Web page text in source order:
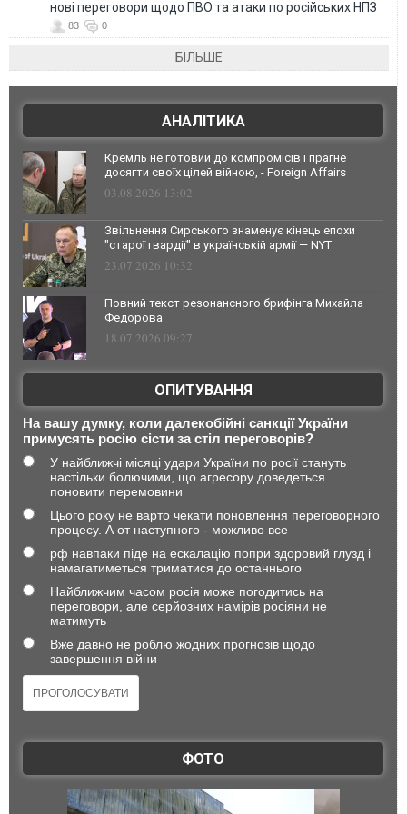
нові переговори щодо ПВО та атаки по російських НПЗ
83 0
БІЛЬШЕ
АНАЛІТИКА
Кремль не готовий до компромісів і прагне
досягти своїх цілей війною, - Foreign Affairs
03.08.2026 13:02
Звільнення Сирського знаменує кінець епохи
"старої гвардії" в українській армії — NYT
23.07.2026 10:32
Повний текст резонансного брифінга Михайла
Федорова
18.07.2026 09:27
ОПИТУВАННЯ
На вашу думку, коли далекобійні санкції України
примусять росію сісти за стіл переговорів?
У найближчі місяці удари України по росії стануть
настільки болючими, що агресору доведеться
поновити перемовини
Цього року не варто чекати поновлення переговорного
процесу. А от наступного - можливо все
рф навпаки піде на ескалацію попри здоровий глузд і
намагатиметься триматися до останнього
Найближчим часом росія може погодитись на
переговори, але серйозних намірів росіяни не
матимуть
Вже давно не роблю жодних прогнозів щодо
завершення війни
ФОТО